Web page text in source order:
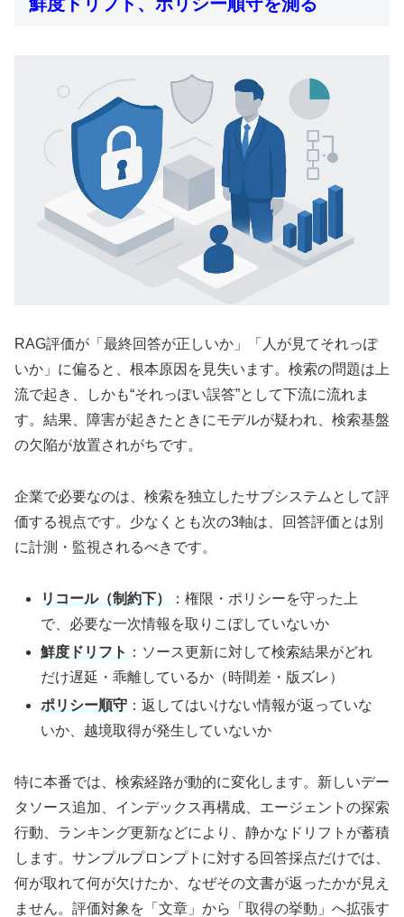
RAG評価が「最終回答が正しいか」「人が見てそれっぽ
いか」に偏ると、根本原因を見失います。検索の問題は上
流で起き、しかも“それっぽい誤答”として下流に流れま
す。結果、障害が起きたときにモデルが疑われ、検索基盤
の欠陥が放置されがちです。
企業で必要なのは、検索を独立したサブシステムとして評
価する視点です。少なくとも次の3軸は、回答評価とは別
に計測・監視されるべきです。
リコール（制約下）
：権限・ポリシーを守った上
で、必要な一次情報を取りこぼしていないか
鮮度ドリフト ：ソース更新に対して検索結果がどれ
だけ遅延・乖離しているか（時間差・版ズレ）
ポリシー順守 ：返してはいけない情報が返っていな
いか、越境取得が発生していないか
特に本番では、検索経路が動的に変化します。新しいデー
タソース追加、インデックス再構成、エージェントの探索
行動、ランキング更新などにより、静かなドリフトが蓄積
します。サンプルプロンプトに対する回答採点だけでは、
何が取れて何が欠けたか、なぜその文書が返ったかが見え
ません。評価対象を「文章」から「取得の挙動」へ拡張す